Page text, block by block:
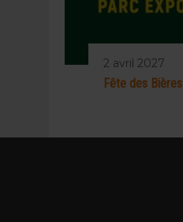
2 avril 2027
Fête des Bières